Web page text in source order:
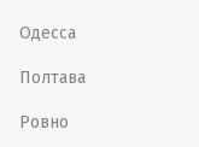
Одесса
Полтава
Ровно